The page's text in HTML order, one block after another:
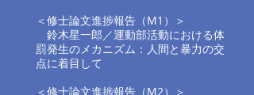
＜修士論文進捗報告（M1）＞
鈴木星一郎／運動部活動における体
罰発生のメカニズム：人間と暴力の交
点に着目して
＜修士論文進捗報告（M2）＞